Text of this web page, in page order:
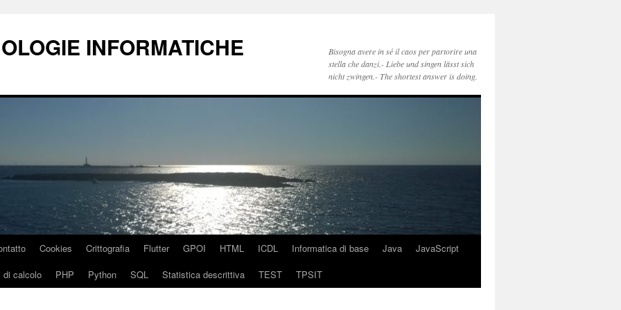
INFORMATICHE
Bisogna avere in sé il caos per partorire una
stella che danzi.- Liebe und singen lässt sich
nicht zwingen.- The shortest answer is doing.
Cookies Crittografia Flutter GPOI HTML ICDL Informatica di base Java
JavaScript
di calcolo PHP Python SQL Statistica descrittiva TEST TPSIT